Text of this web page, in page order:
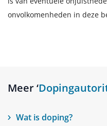
onvolkomenheden in deze
Meer ‘
Wat is doping?